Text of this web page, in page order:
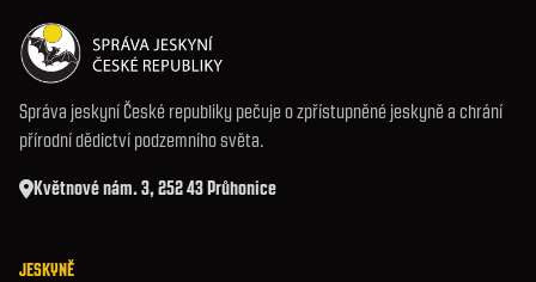
Správa jeskyní České republiky pečuje o zpřístupněné jeskyně a chrání
přírodní dědictví podzemního světa.
Květnové nám. 3, 252 43 Průhonice
JESKYNĚ